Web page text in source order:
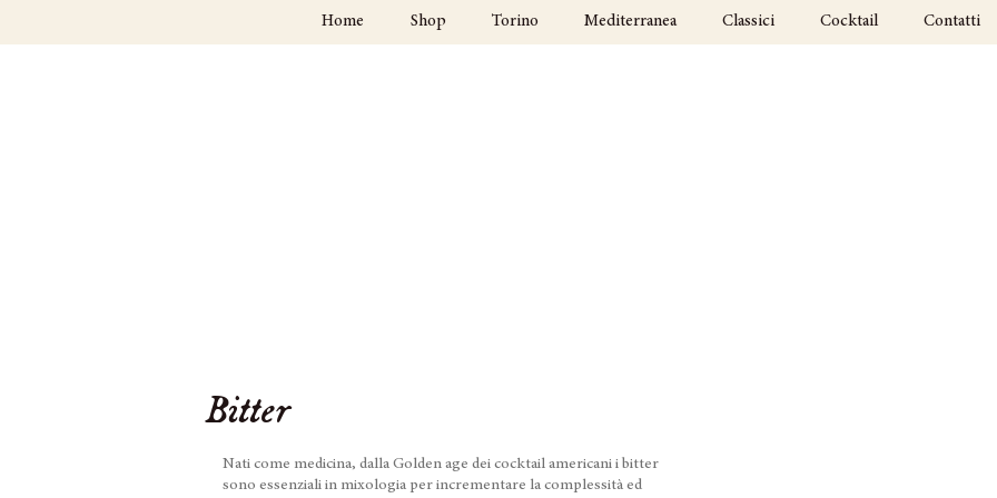
Home Shop Torino Mediterranea Classici Cocktail Contatti
Bitter
Nati come medicina, dalla Golden age dei cocktail americani i bitter
sono essenziali in mixologia per incrementare la complessità ed